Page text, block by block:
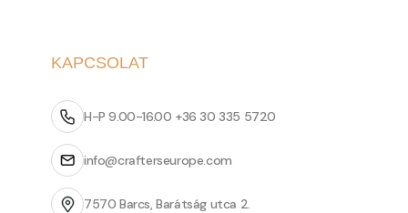
KAPCSOLAT
H-P 9.00-16.00 +36 30 335 5720
info@crafterseurope.com
7570 Barcs, Barátság utca 2.